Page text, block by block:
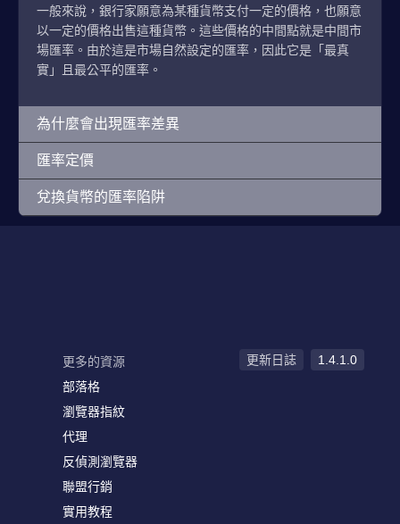
一般來說，銀行家願意為某種貨幣支付一定的價格，也願意
以一定的價格出售這種貨幣。這些價格的中間點就是中間市
場匯率。由於這是市場自然設定的匯率，因此它是「最真
實」且最公平的匯率。
為什麼會出現匯率差異
匯率定價
兌換貨幣的匯率陷阱
更多的資源
部落格
瀏覽器指紋
代理
反偵測瀏覽器
聯盟行銷
實用教程
更新日誌 1.4.1.0